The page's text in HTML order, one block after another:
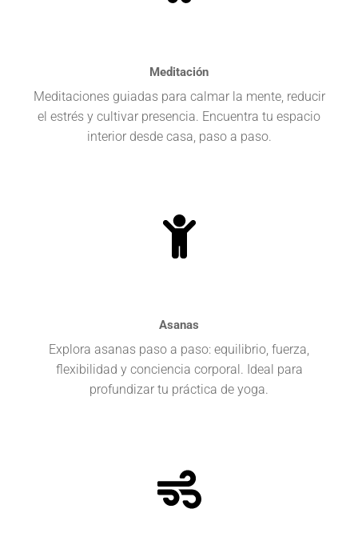
Meditación
Meditaciones guiadas para calmar la mente, reducir
el estrés y cultivar presencia. Encuentra tu espacio
interior desde casa, paso a paso.
Asanas
Explora asanas paso a paso: equilibrio, fuerza,
flexibilidad y conciencia corporal. Ideal para
profundizar tu práctica de yoga.